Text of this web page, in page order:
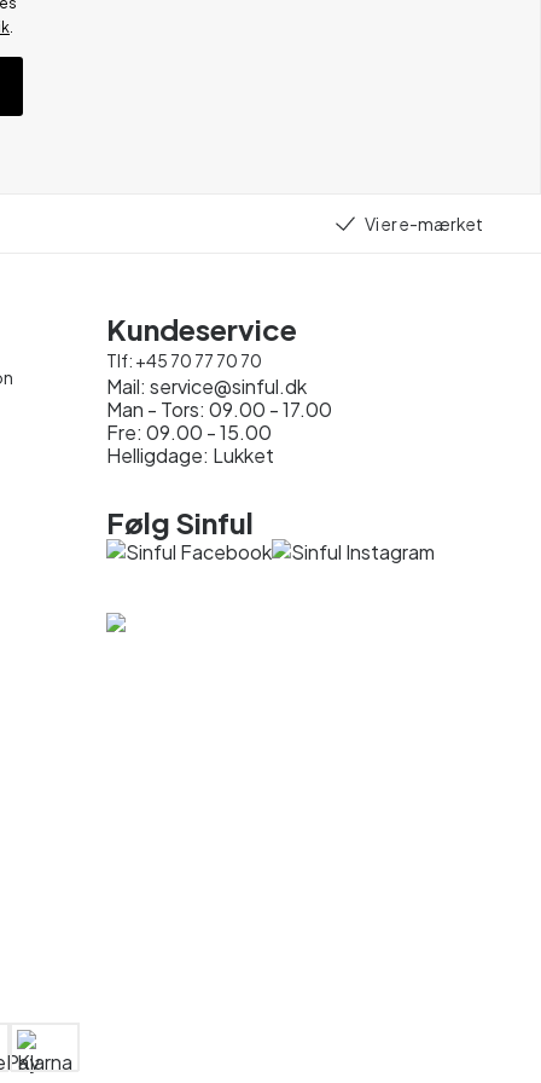
Vi er e-mærket
Kundeservice
Tlf: +45 70 77 70 70
Mail: service@sinful.dk
Man - Tors: 09.00 - 17.00
Fre: 09.00 - 15.00
Helligdage: Lukket
Følg Sinful